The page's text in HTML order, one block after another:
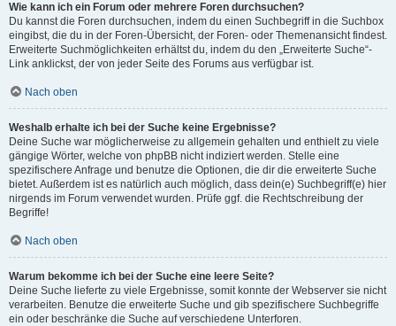
Wie kann ich ein Forum oder mehrere Foren durchsuchen?
Du kannst die Foren durchsuchen, indem du einen Suchbegriff in die Suchbox
eingibst, die du in der Foren-Übersicht, der Foren- oder Themenansicht findest.
Erweiterte Suchmöglichkeiten erhältst du, indem du den „Erweiterte Suche“-
Link anklickst, der von jeder Seite des Forums aus verfügbar ist.
Nach oben
Weshalb erhalte ich bei der Suche keine Ergebnisse?
Deine Suche war möglicherweise zu allgemein gehalten und enthielt zu viele
gängige Wörter, welche von phpBB nicht indiziert werden. Stelle eine
spezifischere Anfrage und benutze die Optionen, die dir die erweiterte Suche
bietet. Außerdem ist es natürlich auch möglich, dass dein(e) Suchbegriff(e) hier
nirgends im Forum verwendet wurden. Prüfe ggf. die Rechtschreibung der
Begriffe!
Nach oben
Warum bekomme ich bei der Suche eine leere Seite?
Deine Suche lieferte zu viele Ergebnisse, somit konnte der Webserver sie nicht
verarbeiten. Benutze die erweiterte Suche und gib spezifischere Suchbegriffe
ein oder beschränke die Suche auf verschiedene Unterforen.